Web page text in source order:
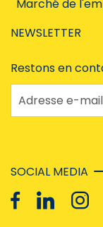
Marché de
NEWSLETTER
Restons en
Adresse e-mail
SOCIAL MEDIA